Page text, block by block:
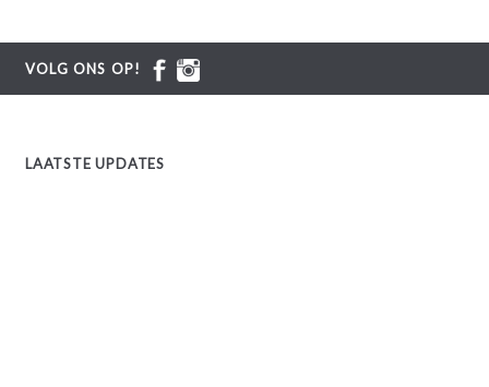
VOLG ONS OP!
LAATSTE UPDATES